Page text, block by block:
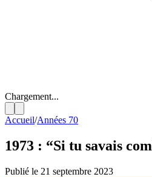
Chargement...
Accueil/Années 70
1973 : “Si tu savais
Publié le 21 septembre 2023